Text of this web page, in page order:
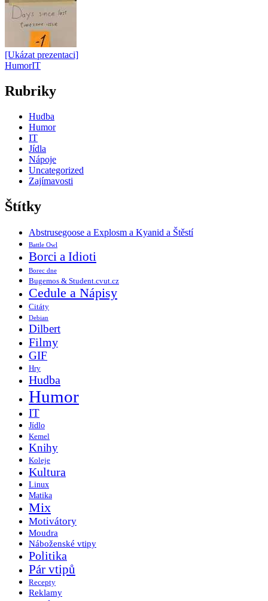
[Ukázat prezentaci]
HumorIT
Rubriky
Hudba
Humor
IT
Jídla
Nápoje
Uncategorized
Zajímavosti
Štítky
Abstrusegoose a Explosm a Kyanid a Štěstí
Battle Owl
Borci a Idioti
Borec dne
Bugemos & Student.cvut.cz
Cedule a Nápisy
Citáty
Debian
Dilbert
Filmy
GIF
Hry
Hudba
Humor
IT
Jídlo
Kemel
Knihy
Koleje
Kultura
Linux
Matika
Mix
Motivátory
Moudra
Náboženské vtipy
Politika
Pár vtipů
Recepty
Reklamy